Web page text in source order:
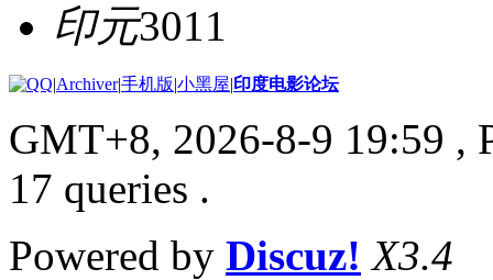
印元3011
|Archiver|手机版|小黑屋|印度电影论坛
GMT+8, 2026-8-9 19:59 ,
17 queries .
Powered by Discuz! X3.4